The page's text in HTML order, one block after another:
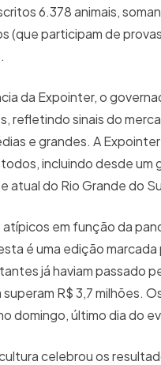
6.378 animais,
(que participam de
da Expointer, o
refletindo sinais do
e grandes. A
incluindo desde um
atual do Rio Grande do
em função da
é uma edição
já haviam passado
superam R$ 3,7 milhões.
domingo, último dia do
celebrou os